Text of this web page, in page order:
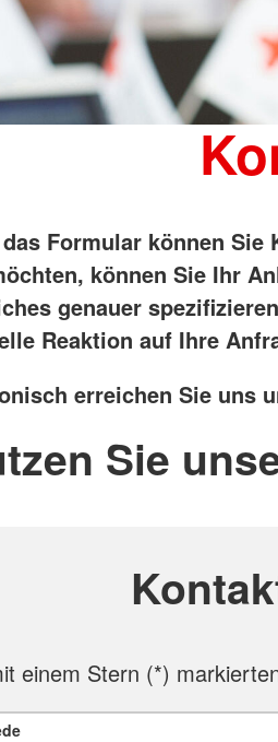
Formular können Sie
können Sie Ihr
genauer
Reaktion auf Ihre
erreichen Sie uns
Sie
einem Stern (*)